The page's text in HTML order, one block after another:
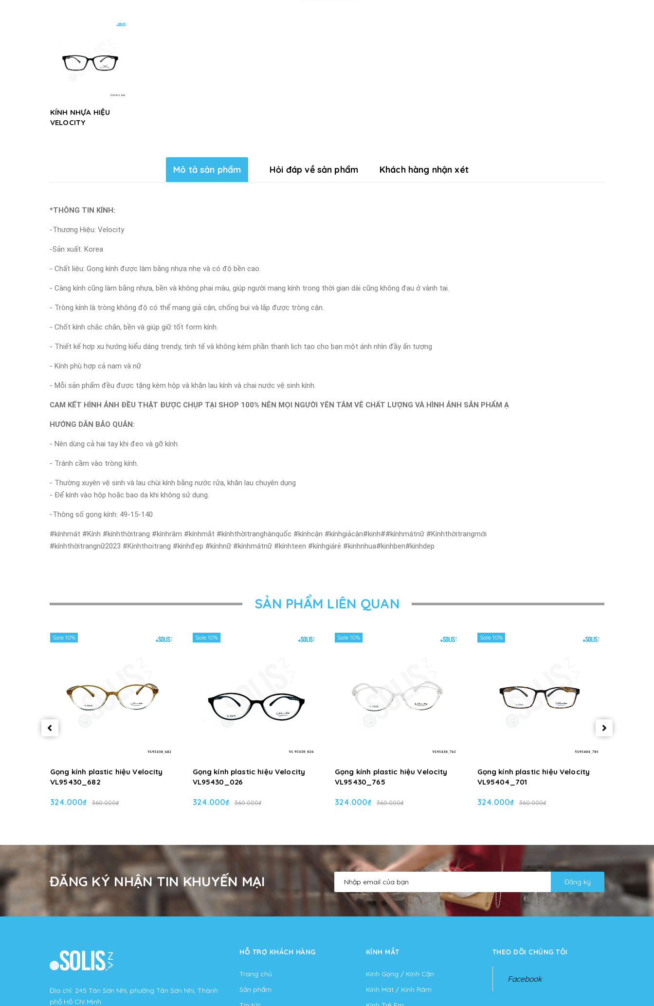
KÍNH NHỰA HIỆU
VELOCITY
Mô tả sản phẩm Hỏi đáp về sản phẩm Khách hàng nhận xét
*THÔNG TIN KÍNH:
-Thương Hiệu: Velocity
-Sản xuất: Korea
- Chất liệu: Gọng kính được làm bằng nhựa nhẹ và có độ bền cao.
- Càng kính cũng làm bằng nhựa, bền và không phai màu, giúp người mang kính trong thời gian dài cũng không đau ở vành tai.
- Tròng kính là tròng không độ có thể mang giả cận, chống bụi và lắp được tròng cận.
- Chốt kính chắc chắn, bền và giúp giữ tốt form kính.
- Thiết kế hợp xu hướng kiểu dáng trendy, tinh tế và không kém phần thanh lịch tạo cho bạn một ánh nhìn đầy ấn tượng
- Kính phù hợp cả nam và nữ
- Mỗi sản phẩm đều được tặng kèm hộp và khăn lau kính và chai nước vệ sinh kính.
CAM KẾT HÌNH ẢNH ĐỀU THẬT ĐƯỢC CHỤP TẠI SHOP 100% NÊN MỌI NGƯỜI YÊN TÂM VÊ CHẤT LƯỢNG VÀ HÌNH ẢNH SẢN PHẨM Ạ
HƯỚNG DẪN BẢO QUẢN:
- Nên dùng cả hai tay khi đeo và gỡ kính.
- Tránh cầm vào tròng kính.
- Thường xuyên vệ sinh và lau chùi kính bằng nước rửa, khăn lau chuyên dụng
- Để kính vào hộp hoặc bao da khi không sử dụng.
-Thông số gọng kính: 49-15-140
#kínhmát #Kính #kínhthờitrang #kínhrâm #kínhmắt #kínhthờitranghànquốc #kínhcận #kínhgiảcận#kinh##kínhmátnữ #Kínhthờitrangmới
#kínhthờitrangnữ2023 #Kinhthoitrang #kínhđẹp #kínhnữ #kínhmátnữ #kínhteen #kínhgiárẻ #kinhnhua#kinhben#kinhdep
SẢN PHẨM LIÊN QUAN
Sale 10%
Gọng kính plastic hiệu Velocity
VL95430_682
324.000₫ 360.000₫
Sale 10%
Gọng kính plastic hiệu Velocity
VL95430_026
324.000₫ 360.000₫
Sale 10%
Gọng kính plastic hiệu Velocity
VL95430_765
324.000₫ 360.000₫
Sale 10%
Gọng kính plastic hiệu Velocity
VL95404_701
324.000₫ 360.000₫
ĐĂNG KÝ NHẬN TIN KHUYẾN MẠI Đăng ký
Địa chỉ: 245 Tân Sơn Nhì, phường Tân Sơn Nhì, Thành
phố Hồ Chí Minh
HỖ TRỢ KHÁCH HÀNG
Trang chủ
Sản phẩm
KÍNH MẮT
Kính Gọng / Kính Cận
Kính Mát / Kính Râm
THEO DÕI CHÚNG TÔI
Facebook